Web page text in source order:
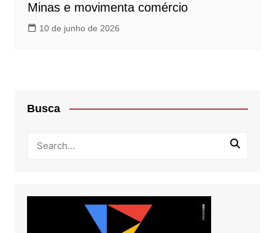
Minas e movimenta comércio
10 de junho de 2026
Busca